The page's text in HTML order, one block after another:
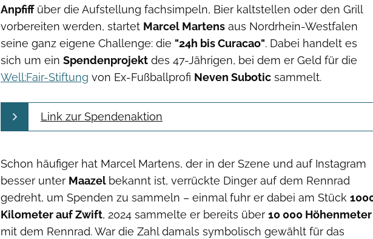
Anpfiff über die Aufstellung fachsimpeln, Bier kaltstellen oder den Grill
vorbereiten werden, startet Marcel Martens aus Nordrhein-Westfalen
seine ganz eigene Challenge: die "24h bis Curacao". Dabei handelt es
sich um ein Spendenprojekt des 47-Jährigen, bei dem er Geld für die
Well:Fair-Stiftung von Ex-Fußballprofi Neven Subotic sammelt.
Link zur Spendenaktion
Schon häufiger hat Marcel Martens, der in der Szene und auf Instagram
besser unter Maazel bekannt ist, verrückte Dinger auf dem Rennrad
gedreht, um Spenden zu sammeln – einmal fuhr er dabei am Stück
Kilometer auf Zwift, 2024 sammelte er bereits über 10 000 Höhenmeter
mit dem Rennrad. War die Zahl damals symbolisch gewählt für das